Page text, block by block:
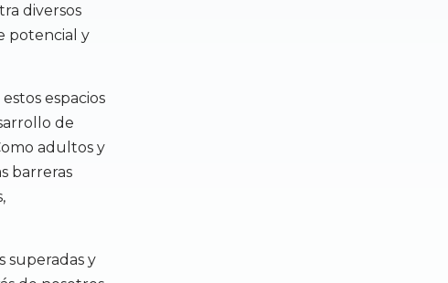
diversos
potencial y
espacios
de
adultos y
barreras
superadas y